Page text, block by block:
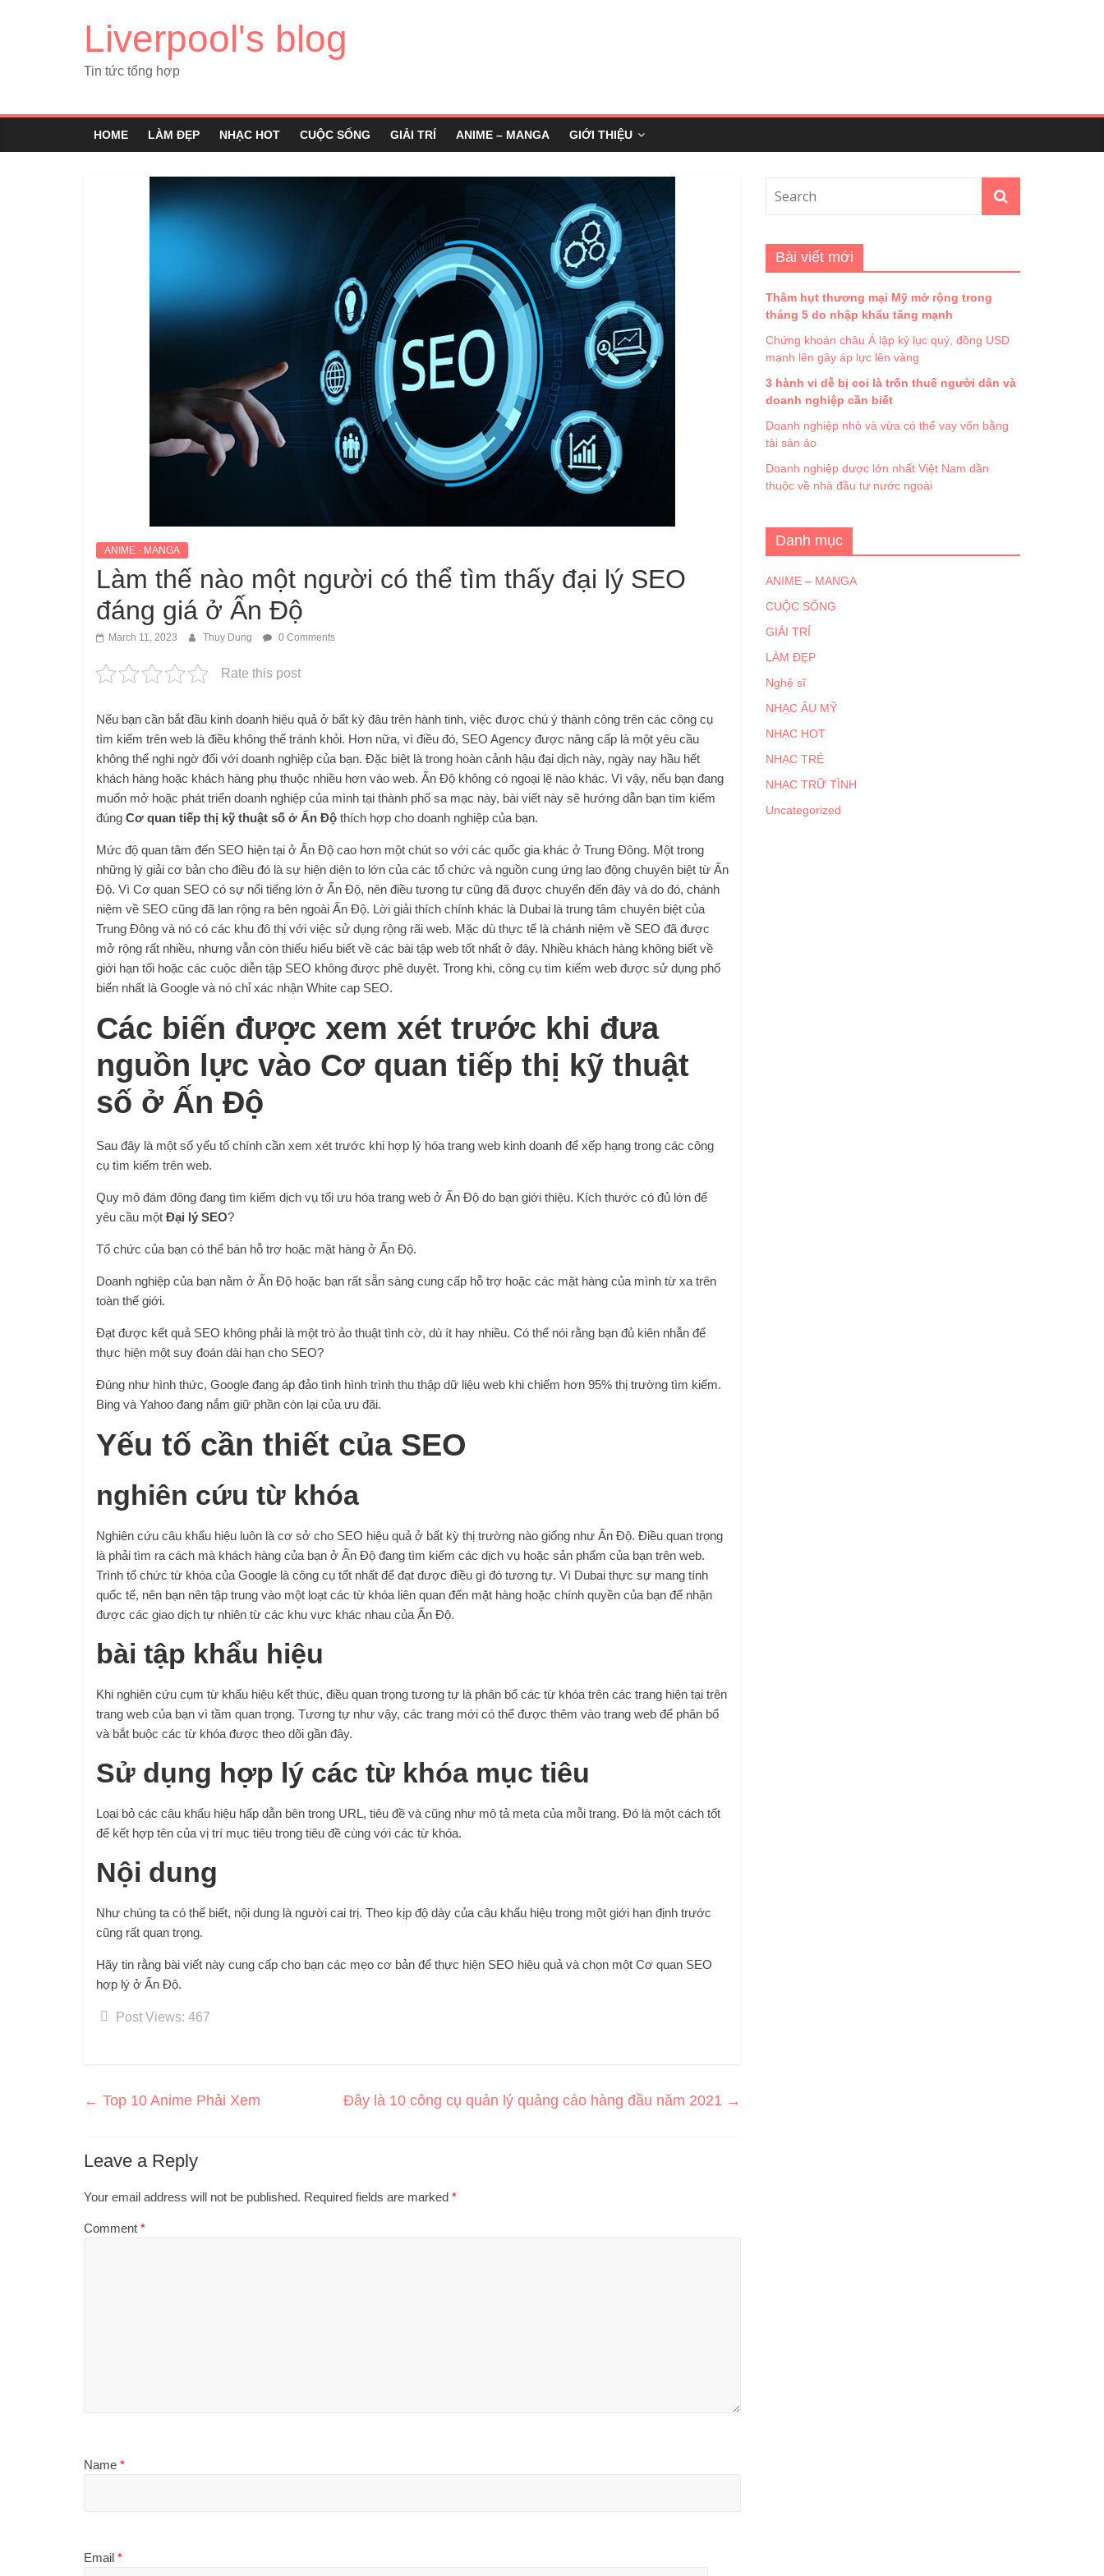
Liverpool's blog
Tin tức tổng hợp
HOME LÀM ĐẸP NHẠC HOT CUỘC SỐNG GIẢI TRÍ ANIME – MANGA GIỚI THIỆU
ANIME - MANGA
Làm thế nào một người có thể tìm thấy đại lý SEO
đáng giá ở Ấn Độ
March 11, 2023 Thuy Dung 0 Comments
Rate this post
Nếu bạn cần bắt đầu kinh doanh hiệu quả ở bất kỳ đâu trên hành tinh, việc được chú ý thành công trên các công cụ
tìm kiếm trên web là điều không thể tránh khỏi. Hơn nữa, vì điều đó, SEO Agency được nâng cấp là một yêu cầu
không thể nghi ngờ đối với doanh nghiệp của bạn. Đặc biệt là trong hoàn cảnh hậu đại dịch này, ngày nay hầu hết
khách hàng hoặc khách hàng phụ thuộc nhiều hơn vào web. Ấn Độ không có ngoại lệ nào khác. Vì vậy, nếu bạn đang
muốn mở hoặc phát triển doanh nghiệp của mình tại thành phố sa mạc này, bài viết này sẽ hướng dẫn bạn tìm kiếm
đúng Cơ quan tiếp thị kỹ thuật số ở Ấn Độ thích hợp cho doanh nghiệp của bạn.
Mức độ quan tâm đến SEO hiện tại ở Ấn Độ cao hơn một chút so với các quốc gia khác ở Trung Đông. Một trong
những lý giải cơ bản cho điều đó là sự hiện diện to lớn của các tổ chức và nguồn cung ứng lao động chuyên biệt từ Ấn
Độ. Vì Cơ quan SEO có sự nổi tiếng lớn ở Ấn Độ, nên điều tương tự cũng đã được chuyển đến đây và do đó, chánh
niệm về SEO cũng đã lan rộng ra bên ngoài Ấn Độ. Lời giải thích chính khác là Dubai là trung tâm chuyên biệt của
Trung Đông và nó có các khu đô thị với việc sử dụng rộng rãi web. Mặc dù thực tế là chánh niệm về SEO đã được
mở rộng rất nhiều, nhưng vẫn còn thiếu hiểu biết về các bài tập web tốt nhất ở đây. Nhiều khách hàng không biết về
giới hạn tối hoặc các cuộc diễn tập SEO không được phê duyệt. Trong khi, công cụ tìm kiếm web được sử dụng phổ
biến nhất là Google và nó chỉ xác nhận White cap SEO.
Các biến được xem xét trước khi đưa
nguồn lực vào Cơ quan tiếp thị kỹ thuật
số ở Ấn Độ
Sau đây là một số yếu tố chính cần xem xét trước khi hợp lý hóa trang web kinh doanh để xếp hạng trong các công
cụ tìm kiếm trên web.
Quy mô đám đông đang tìm kiếm dịch vụ tối ưu hóa trang web ở Ấn Độ do bạn giới thiệu. Kích thước có đủ lớn để
yêu cầu một Đại lý SEO?
Tổ chức của bạn có thể bán hỗ trợ hoặc mặt hàng ở Ấn Độ.
Doanh nghiệp của bạn nằm ở Ấn Độ hoặc bạn rất sẵn sàng cung cấp hỗ trợ hoặc các mặt hàng của mình từ xa trên
toàn thế giới.
Đạt được kết quả SEO không phải là một trò ảo thuật tình cờ, dù ít hay nhiều. Có thể nói rằng bạn đủ kiên nhẫn để
thực hiện một suy đoán dài hạn cho SEO?
Đúng như hình thức, Google đang áp đảo tình hình trình thu thập dữ liệu web khi chiếm hơn 95% thị trường tìm kiếm.
Bing và Yahoo đang nắm giữ phần còn lại của ưu đãi.
Yếu tố cần thiết của SEO
nghiên cứu từ khóa
Nghiên cứu câu khẩu hiệu luôn là cơ sở cho SEO hiệu quả ở bất kỳ thị trường nào giống như Ấn Độ. Điều quan trọng
là phải tìm ra cách mà khách hàng của bạn ở Ấn Độ đang tìm kiếm các dịch vụ hoặc sản phẩm của bạn trên web.
Trình tổ chức từ khóa của Google là công cụ tốt nhất để đạt được điều gì đó tương tự. Vì Dubai thực sự mang tính
quốc tế, nên bạn nên tập trung vào một loạt các từ khóa liên quan đến mặt hàng hoặc chính quyền của bạn để nhận
được các giao dịch tự nhiên từ các khu vực khác nhau của Ấn Độ.
bài tập khẩu hiệu
Khi nghiên cứu cụm từ khẩu hiệu kết thúc, điều quan trọng tương tự là phân bổ các từ khóa trên các trang hiện tại trên
trang web của bạn vì tầm quan trọng. Tương tự như vậy, các trang mới có thể được thêm vào trang web để phân bổ
và bắt buộc các từ khóa được theo dõi gần đây.
Sử dụng hợp lý các từ khóa mục tiêu
Loại bỏ các câu khẩu hiệu hấp dẫn bên trong URL, tiêu đề và cũng như mô tả meta của mỗi trang. Đó là một cách tốt
để kết hợp tên của vị trí mục tiêu trong tiêu đề cùng với các từ khóa.
Nội dung
Như chúng ta có thể biết, nội dung là người cai trị. Theo kịp độ dày của câu khẩu hiệu trong một giới hạn định trước
cũng rất quan trọng.
Hãy tin rằng bài viết này cung cấp cho bạn các mẹo cơ bản để thực hiện SEO hiệu quả và chọn một Cơ quan SEO
hợp lý ở Ấn Độ.
Post Views: 467
← Top 10 Anime Phải Xem Đây là 10 công cụ quản lý quảng cáo hàng đầu năm 2021 →
Leave a Reply
Your email address will not be published. Required fields are marked *
Comment *
Name *
Email *
Bài viết mới
Thâm hụt thương mại Mỹ mở rộng trong
tháng 5 do nhập khẩu tăng mạnh
Chứng khoán châu Á lập kỷ lục quý, đồng USD
mạnh lên gây áp lực lên vàng
3 hành vi dễ bị coi là trốn thuế người dân và
doanh nghiệp cần biết
Doanh nghiệp nhỏ và vừa có thể vay vốn bằng
tài sản ảo
Doanh nghiệp dược lớn nhất Việt Nam dần
thuộc về nhà đầu tư nước ngoài
Danh mục
ANIME – MANGA
CUỘC SỐNG
GIẢI TRÍ
LÀM ĐẸP
Nghệ sĩ
NHẠC ÂU MỸ
NHẠC HOT
NHẠC TRẺ
NHẠC TRỮ TÌNH
Uncategorized